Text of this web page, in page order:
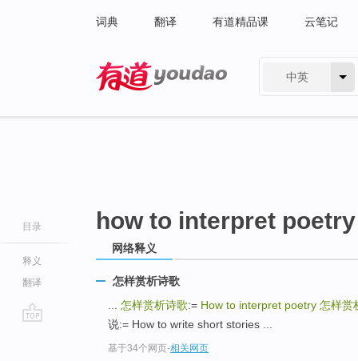
词典 翻译 有道精品课 云笔记
中英
目录
释义
翻译
how to interpret poetry
网络释义
怎样赏析诗歌
怎样赏析诗歌:= How to interpret poetry 怎样赏
说:= How to write short stories ...
基于34个网页-相关网页